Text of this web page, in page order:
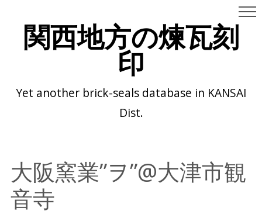
関西地方の煉瓦刻
印
Yet another brick-seals database in KANSAI
Dist.
大阪窯業”ヲ”@大津市観
音寺